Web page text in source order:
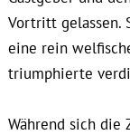
Vortritt gelassen.
eine rein
triumphierte
Während sich die